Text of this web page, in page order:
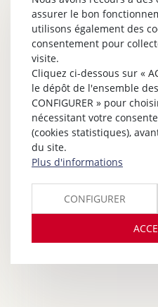
assurer le bon
utilisons également des
consentement pour
visite.
Cliquez ci-dessous sur «
le dépôt de l'ensemble
CONFIGURER » pour
nécessitant votre
(cookies statistiques),
du site.
Plus d'informations
CONFIGURER